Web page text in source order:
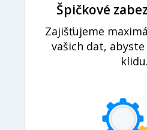
Špičkové
Zajišťujeme
vašich dat,
klidu.